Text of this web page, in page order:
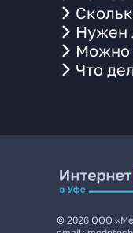
Нужен
Можно
Что
© 2026 ООО